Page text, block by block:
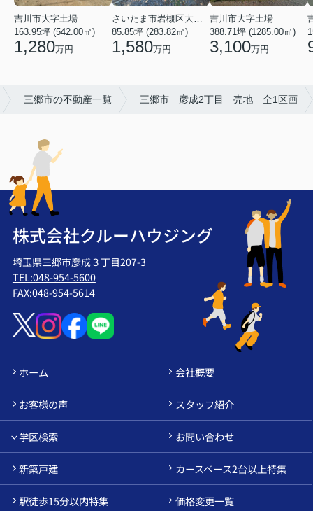
吉川市大字土場
163.95坪 (542.00㎡)
1,280万円
さいたま市岩槻区大字飯塚
85.85坪 (283.82㎡)
1,580万円
吉川市大字土場
388.71坪 (1285.00㎡)
3,100万円
三郷市の不動産一覧 三郷市 彦成2丁目 売地 全1区画
株式会社クルーハウジング
埼玉県三郷市彦成３丁目207-3
TEL:048-954-5600
FAX:048-954-5614
ホーム 会社概要
お客様の声 スタッフ紹介
学区検索 お問い合わせ
新築戸建 カースペース2台以上特集
駅徒歩15分以内特集 価格変更一覧